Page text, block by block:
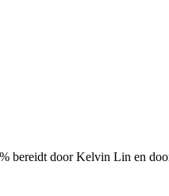
door Kelvin Lin en